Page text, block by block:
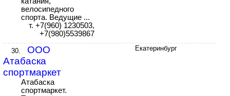
велосипедного
спорта. Ведущие ...
т. +7(960) 1230503,
+7(980)5539867
30.
ООО
Атабаска
спортмаркет
Атабаска
спортмаркет.
Екатеринбург